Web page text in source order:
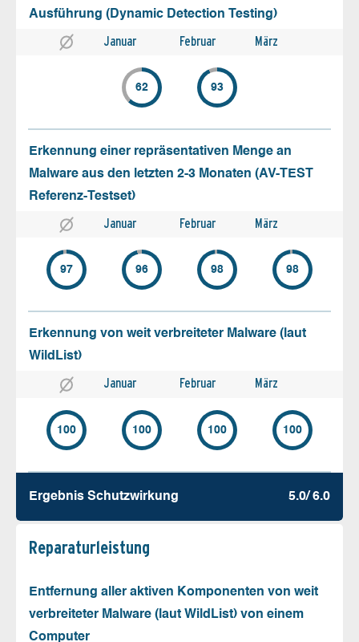
Ausführung (Dynamic Detection Testing)
Januar Februar März
62 93
Erkennung einer repräsentativen Menge an
Malware aus den letzten 2-3 Monaten (AV-TEST
Referenz-Testset)
Januar Februar März
97 96 98 98
Erkennung von weit verbreiteter Malware (laut
WildList)
Januar Februar März
100 100 100 100
Ergebnis Schutz­wirkung 5.0/ 6.0
Reparatur­leistung
Entfernung aller aktiven Komponenten von weit
verbreiteter Malware (laut WildList) von einem
Computer